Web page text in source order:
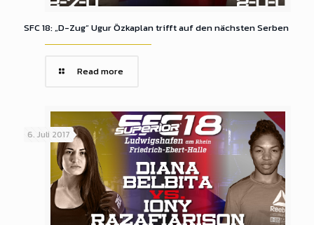
SFC 18: „D-Zug“ Ugur Özkaplan trifft auf den nächsten Serben
Read more
6. Juli 2017